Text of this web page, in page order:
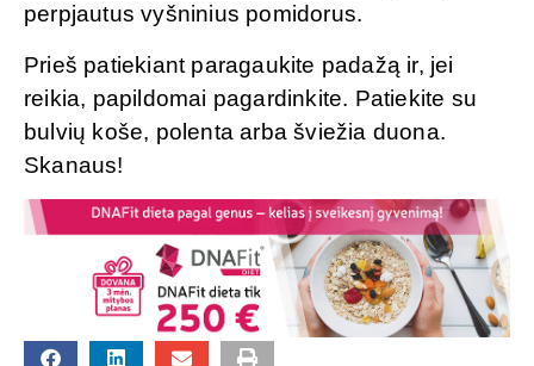
perpjautus vyšninius pomidorus.
Prieš patiekiant paragaukite padažą ir, jei
reikia, papildomai pagardinkite. Patiekite su
bulvių koše, polenta arba šviežia duona.
Skanaus!